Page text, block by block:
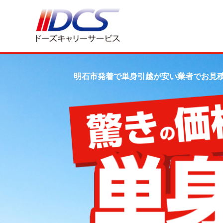
明石市発着で単身引越が安い業者でお見